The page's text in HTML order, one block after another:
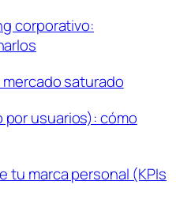
corporativo:
saturado
usuarios): cómo
tu marca personal (KPIs